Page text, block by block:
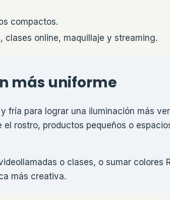
compactos.
clases online, maquillaje y streaming.
más uniforme
fría para lograr una iluminación más
rostro, productos pequeños o
o clases, o sumar colores
más creativa.